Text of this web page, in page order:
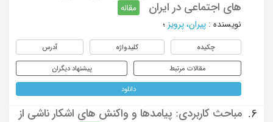
های اجتماعی در ایران
مقاله
نویسنده : پیران، پرویز ؛
چکیده کلیدواژه آدرس
مقالات مرتبط پیشنهاد دیگران
دانلود
6.
مباحث کاربردی: پیامدها و واکنش های اشکار ناشی از